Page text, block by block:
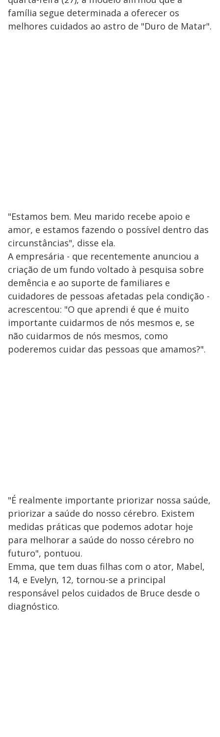
família segue determinada a oferecer os
melhores cuidados ao astro de "Duro de Matar".
"Estamos bem. Meu marido recebe apoio e
amor, e estamos fazendo o possível dentro das
circunstâncias", disse ela.
A empresária - que recentemente anunciou a
criação de um fundo voltado à pesquisa sobre
demência e ao suporte de familiares e
cuidadores de pessoas afetadas pela condição -
acrescentou: "O que aprendi é que é muito
importante cuidarmos de nós mesmos e, se
não cuidarmos de nós mesmos, como
poderemos cuidar das pessoas que amamos?".
"É realmente importante priorizar nossa saúde,
priorizar a saúde do nosso cérebro. Existem
medidas práticas que podemos adotar hoje
para melhorar a saúde do nosso cérebro no
futuro", pontuou.
Emma, que tem duas filhas com o ator, Mabel,
14, e Evelyn, 12, tornou-se a principal
responsável pelos cuidados de Bruce desde o
diagnóstico.